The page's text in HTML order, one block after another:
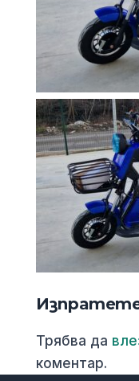
Трябва да
коментар.